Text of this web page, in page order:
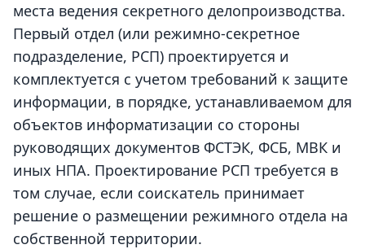
места ведения секретного делопроизводства.
Первый отдел (или режимно-секретное
подразделение, РСП) проектируется и
комплектуется с учетом требований к защите
информации, в порядке, устанавливаемом для
объектов информатизации со стороны
руководящих документов ФСТЭК, ФСБ, МВК и
иных НПА. Проектирование РСП требуется в
том случае, если соискатель принимает
решение о размещении режимного отдела на
собственной территории.